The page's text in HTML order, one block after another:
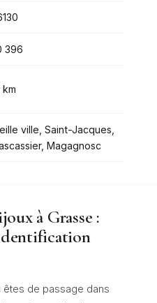
396
km
ville, Saint-Jacques,
Magagnosc
à Grasse :
êtes de passage dans